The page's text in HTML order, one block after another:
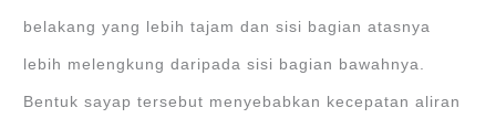
belakang yang lebih tajam dan sisi bagian atasnya
lebih melengkung daripada sisi bagian bawahnya.
Bentuk sayap tersebut menyebabkan kecepatan aliran